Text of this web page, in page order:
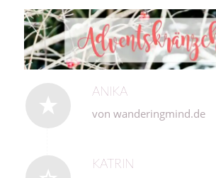
ANIKA
von wanderingmind.de
KATRIN